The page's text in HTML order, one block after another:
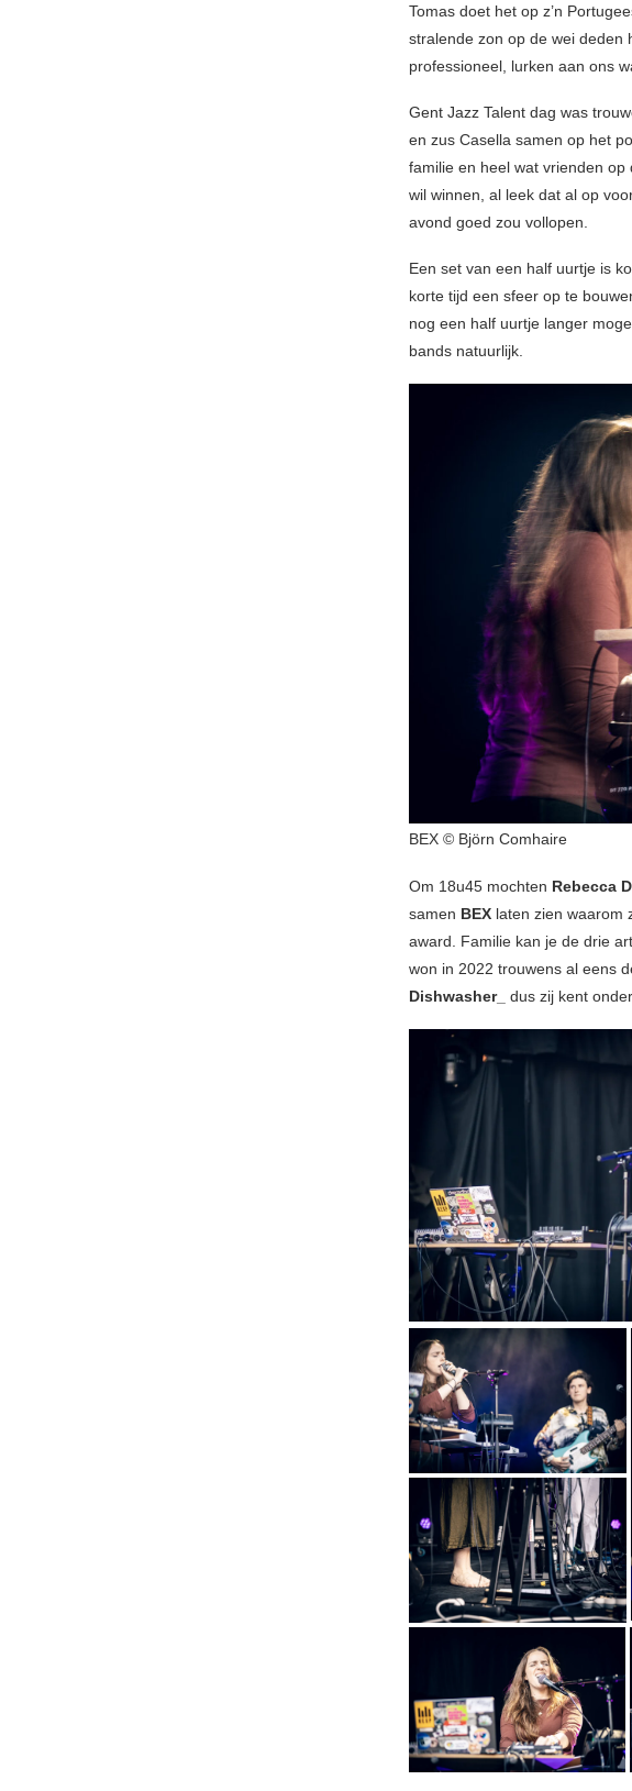
Tomas doet het op z’n
stralende zon op de wei deden
professioneel, lurken aan ons
Gent Jazz Talent dag was
en zus Casella samen op het
familie en heel wat vrienden
wil winnen, al leek dat al op
avond goed zou vollopen.
Een set van een half uurtje is
korte tijd een sfeer op te
nog een half uurtje langer
bands natuurlijk.
BEX © Björn Comhaire
Om 18u45 mochten Rebecca
samen BEX laten zien waarom
award. Familie kan je de drie
won in 2022 trouwens al eens
Dishwasher_
dus zij kent